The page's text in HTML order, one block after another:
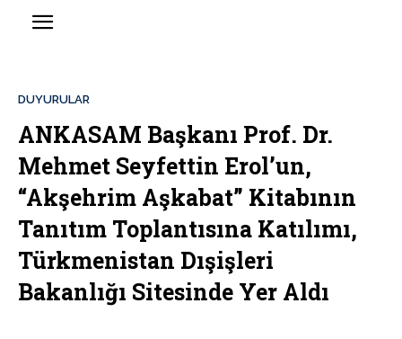
DUYURULAR
ANKASAM Başkanı Prof. Dr.
Mehmet Seyfettin Erol’un,
“Akşehrim Aşkabat” Kitabının
Tanıtım Toplantısına Katılımı,
Türkmenistan Dışişleri
Bakanlığı Sitesinde Yer Aldı